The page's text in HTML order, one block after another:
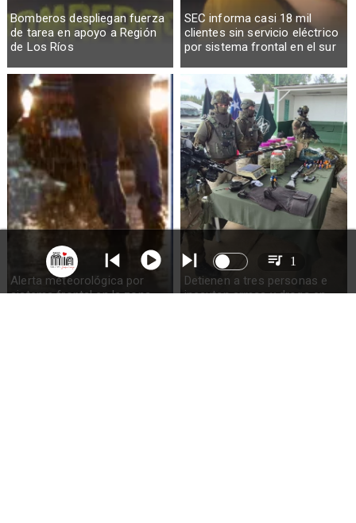
Bomberos despliegan fuerza
de tarea en apoyo a Región
de Los Ríos
SEC informa casi 18 mil
clientes sin servicio eléctrico
por sistema frontal en el sur
Alerta meteorológica por
sistema frontal en la zona
Detienen a tres personas e
incautan armas y droga en
1